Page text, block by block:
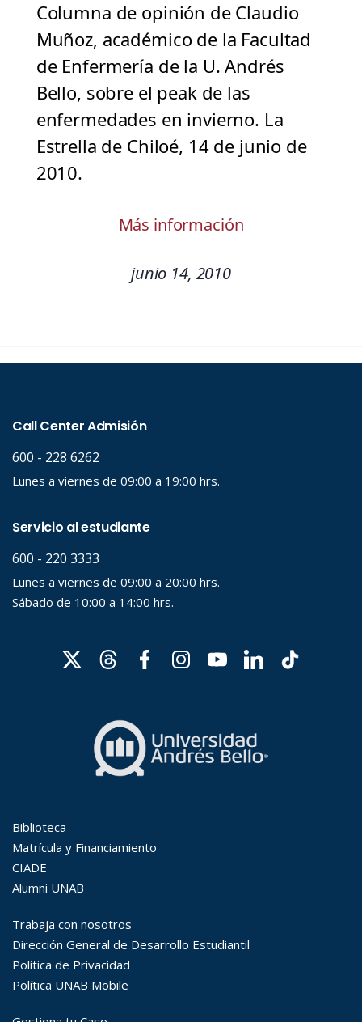
Columna de opinión de Claudio
Muñoz, académico de la Facultad
de Enfermería de la U. Andrés
Bello, sobre el peak de las
enfermedades en invierno. La
Estrella de Chiloé, 14 de junio de
2010.
Más información
junio 14, 2010